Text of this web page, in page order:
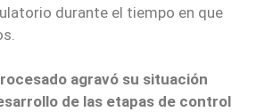
durante el tiempo en que
agravó su situación
de las etapas de control